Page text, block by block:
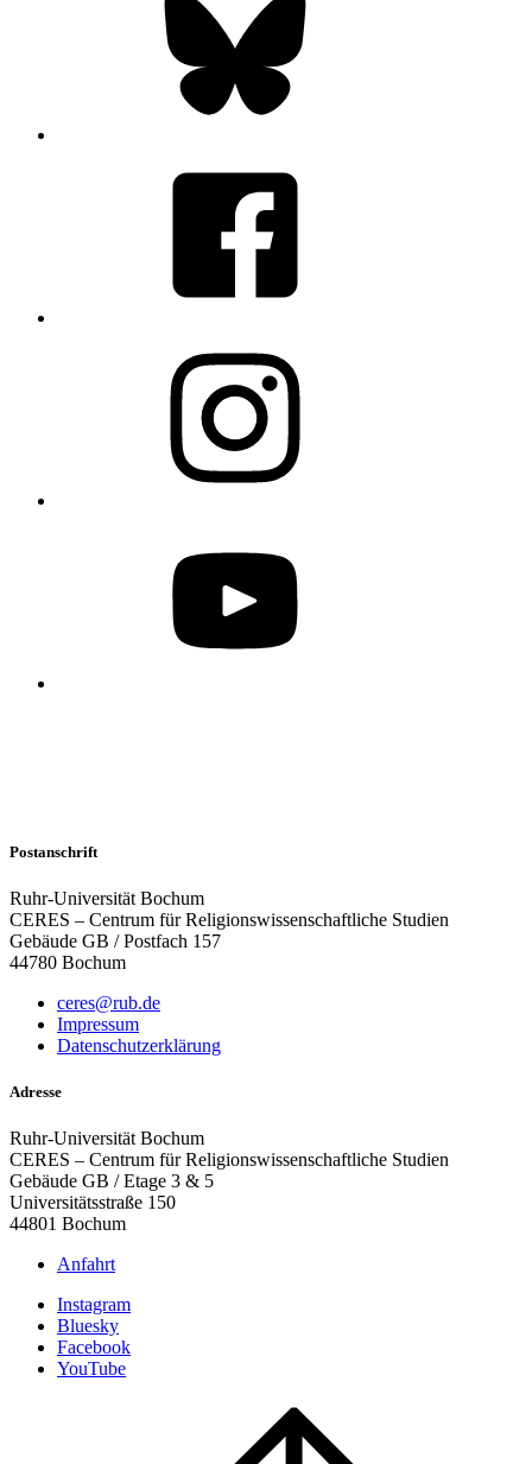
Postanschrift
Ruhr-Universität Bochum
CERES – Centrum für Religionswissenschaftliche Studien
Gebäude GB / Postfach 157
44780 Bochum
ceres@rub.de
Impressum
Datenschutzerklärung
Adresse
Ruhr-Universität Bochum
CERES – Centrum für Religionswissenschaftliche Studien
Gebäude GB / Etage 3 & 5
Universitätsstraße 150
44801 Bochum
Anfahrt
Instagram
Bluesky
Facebook
YouTube